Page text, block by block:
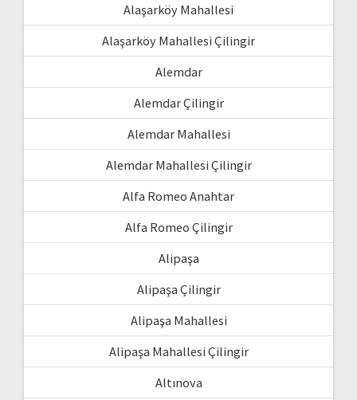
Alaşarköy Mahallesi
Alaşarköy Mahallesi Çilingir
Alemdar
Alemdar Çilingir
Alemdar Mahallesi
Alemdar Mahallesi Çilingir
Alfa Romeo Anahtar
Alfa Romeo Çilingir
Alipaşa
Alipaşa Çilingir
Alipaşa Mahallesi
Alipaşa Mahallesi Çilingir
Altınova